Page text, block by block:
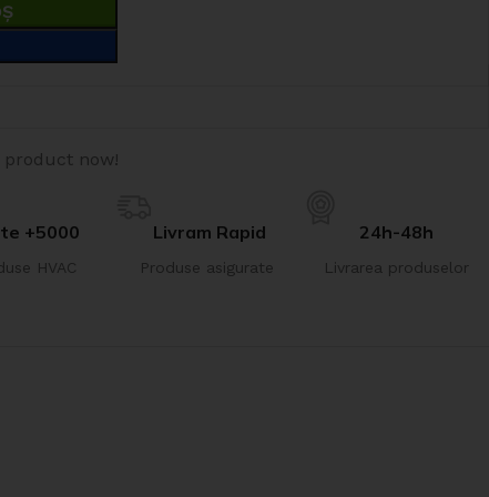
product now!
+5000
HVAC
Livram Rapid
Produse asigurate
24h-48h
Livrarea produselor